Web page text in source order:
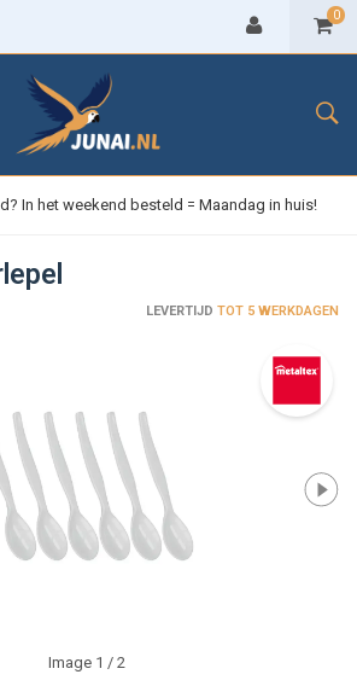
0
In het weekend besteld = Maandag in huis!
LEVERTIJD TOT 5 WERKDAGEN
Image 1 / 2